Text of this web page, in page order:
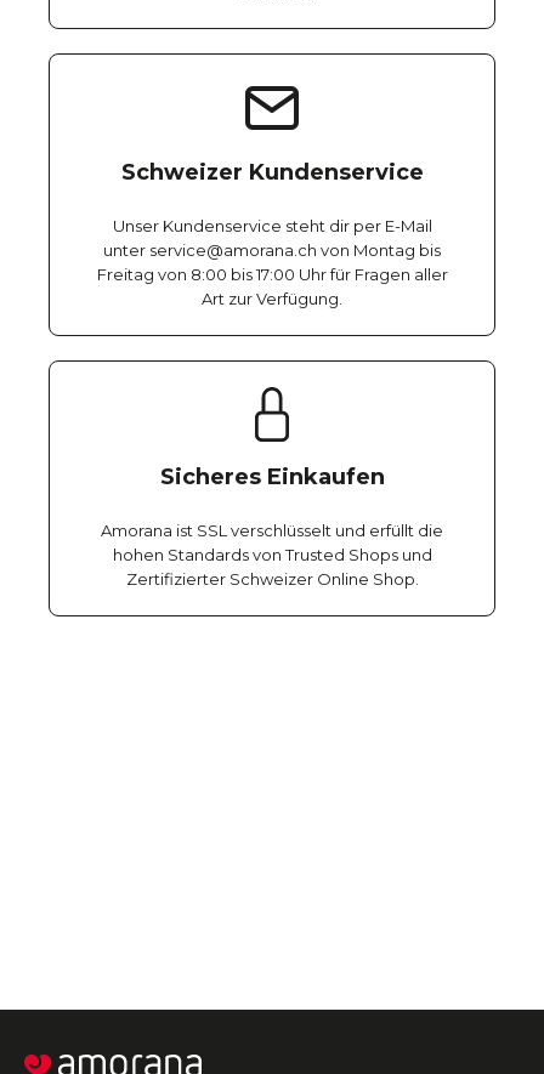
Schweizer Kundenservice
Unser Kundenservice steht dir per E-Mail
unter service@amorana.ch von Montag bis
Freitag von 8:00 bis 17:00 Uhr für Fragen aller
Art zur Verfügung.
Sicheres Einkaufen
Amorana ist SSL verschlüsselt und erfüllt die
hohen Standards von Trusted Shops und
Zertifizierter Schweizer Online Shop.